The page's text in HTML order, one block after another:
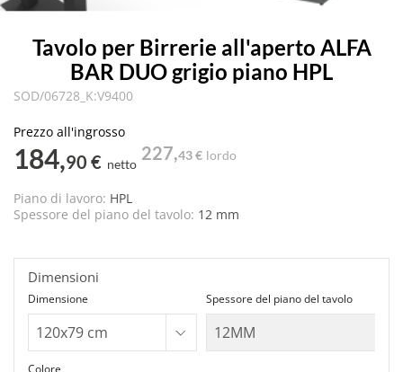
Tavolo per Birrerie all'aperto ALFA
BAR DUO grigio piano HPL
SOD/06728_K:V9400
Prezzo all'ingrosso
184,90 € netto
227,43 € lordo
Piano di lavoro: HPL
Spessore del piano del tavolo: 12 mm
Colore
Dimensione Spessore del piano del tavolo
Dimensioni